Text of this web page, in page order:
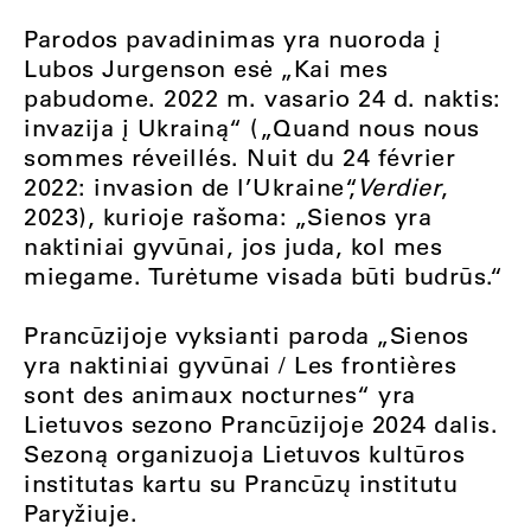
Parodos pavadinimas yra nuoroda į
Lubos Jurgenson esė „Kai mes
pabudome. 2022 m. vasario 24 d. naktis:
invazija į Ukrainą“ („Quand nous nous
sommes réveillés. Nuit du 24 février
2022: invasion de l’Ukraine“, Verdier,
2023), kurioje rašoma: „Sienos yra
naktiniai gyvūnai, jos juda, kol mes
miegame. Turėtume visada būti budrūs.“
Prancūzijoje vyksianti paroda „Sienos
yra naktiniai gyvūnai / Les frontières
sont des animaux nocturnes“ yra
Lietuvos sezono Prancūzijoje 2024 dalis.
Sezoną organizuoja Lietuvos kultūros
institutas kartu su Prancūzų institutu
Paryžiuje.